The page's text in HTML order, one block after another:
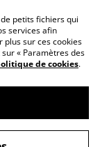
petits fichiers qui
services afin
plus sur ces cookies
« Paramètres des
de cookies.